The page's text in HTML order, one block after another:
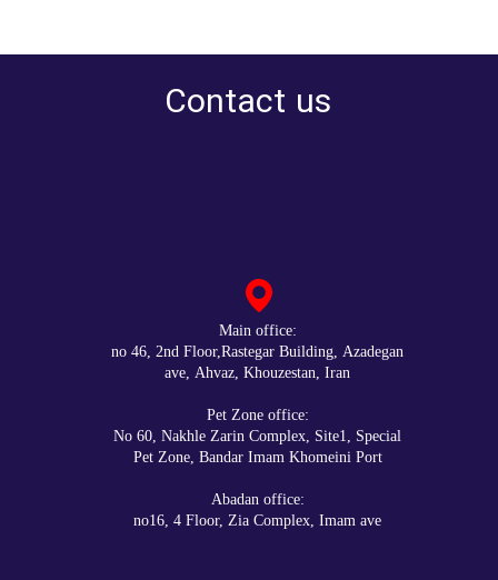
Contact us
:Main office
no 46, 2nd Floor,Rastegar Building, Azadegan
ave, Ahvaz, Khouzestan, Iran
:Pet Zone office
No 60, Nakhle Zarin Complex, Site1, Special
Pet Zone, Bandar Imam Khomeini Port
:Abadan office
no16, 4 Floor, Zia Complex, Imam ave